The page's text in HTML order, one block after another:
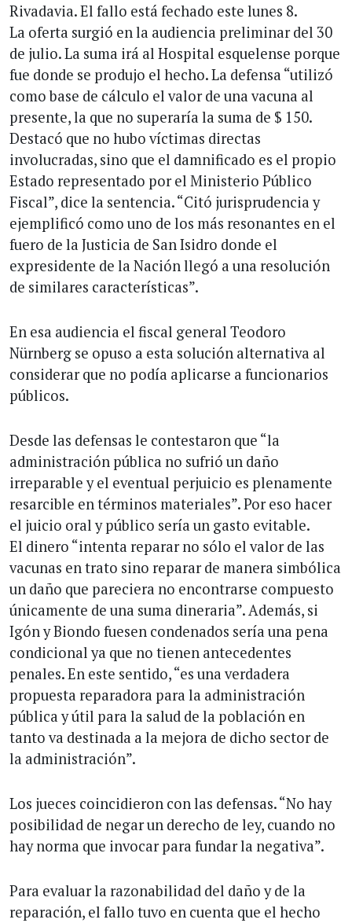
Rivadavia. El fallo está fechado este lunes 8.
La oferta surgió en la audiencia preliminar del 30
de julio. La suma irá al Hospital esquelense porque
fue donde se produjo el hecho. La defensa “utilizó
como base de cálculo el valor de una vacuna al
presente, la que no superaría la suma de $ 150.
Destacó que no hubo víctimas directas
involucradas, sino que el damnificado es el propio
Estado representado por el Ministerio Público
Fiscal”, dice la sentencia. “Citó jurisprudencia y
ejemplificó como uno de los más resonantes en el
fuero de la Justicia de San Isidro donde el
expresidente de la Nación llegó a una resolución
de similares características”.
En esa audiencia el fiscal general Teodoro
Nürnberg se opuso a esta solución alternativa al
considerar que no podía aplicarse a funcionarios
públicos.
Desde las defensas le contestaron que “la
administración pública no sufrió un daño
irreparable y el eventual perjuicio es plenamente
resarcible en términos materiales”. Por eso hacer
el juicio oral y público sería un gasto evitable.
El dinero “intenta reparar no sólo el valor de las
vacunas en trato sino reparar de manera simbólica
un daño que pareciera no encontrarse compuesto
únicamente de una suma dineraria”. Además, si
Igón y Biondo fuesen condenados sería una pena
condicional ya que no tienen antecedentes
penales. En este sentido, “es una verdadera
propuesta reparadora para la administración
pública y útil para la salud de la población en
tanto va destinada a la mejora de dicho sector de
la administración”.
Los jueces coincidieron con las defensas. “No hay
posibilidad de negar un derecho de ley, cuando no
hay norma que invocar para fundar la negativa”.
Para evaluar la razonabilidad del daño y de la
reparación, el fallo tuvo en cuenta que el hecho